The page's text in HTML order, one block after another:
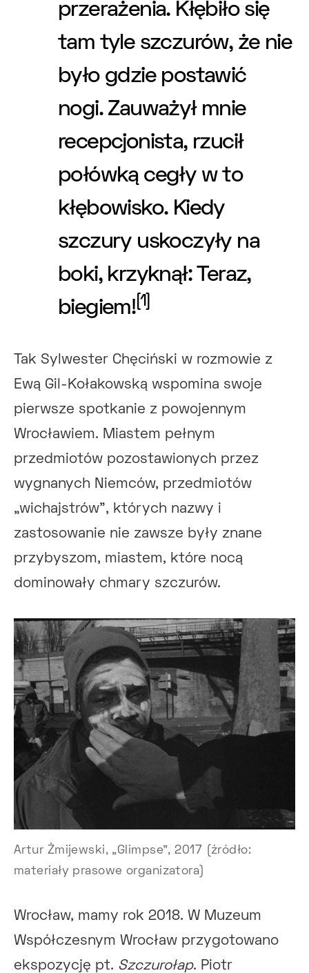
przerażenia. Kłębiło się
tam tyle szczurów, że nie
było gdzie postawić
nogi. Zauważył mnie
recepcjonista, rzucił
połówką cegły w to
kłębowisko. Kiedy
szczury uskoczyły na
boki, krzyknął: Teraz,
biegiem! [1]
Tak Sylwester Chęciński w rozmowie z
Ewą Gil-Kołakowską wspomina swoje
pierwsze spotkanie z powojennym
Wrocławiem. Miastem pełnym
przedmiotów pozostawionych przez
wygnanych Niemców, przedmiotów
„wichajstrów”, których nazwy i
zastosowanie nie zawsze były znane
przybyszom, miastem, które nocą
dominowały chmary szczurów.
Artur Żmijewski, „Glimpse”, 2017 (źródło:
materiały prasowe organizatora)
Wrocław, mamy rok 2018. W Muzeum
Współczesnym Wrocław przygotowano
ekspozycję pt. Szczurołap. Piotr